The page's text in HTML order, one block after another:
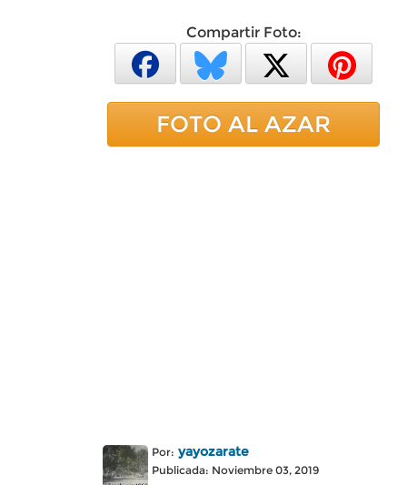
Compartir Foto:
FOTO AL AZAR
Por: yayozarate
Publicada: Noviembre 03, 2019